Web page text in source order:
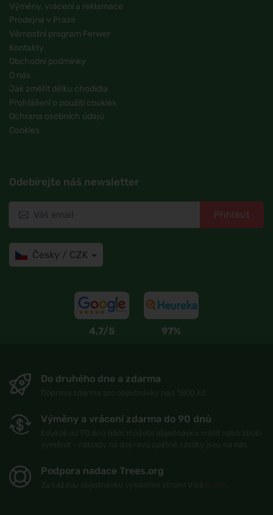
Výměny, vrácení a reklamace
Prodejna v Praze
Věrnostní program Ferwer
Kontakty
Obchodní podmínky
O nás
Jak změřit délku chodidla
Prohlášení o použití cookies
Ochrana osobních údajů
Cookies
Odebírejte náš newsletter
Přihlásit
Česky / CZK
4,7/5 97%
Do druhého dne a zdarma
Výměny a vrácení zdarma do 90 dnů
Podpora nadace Trees.org